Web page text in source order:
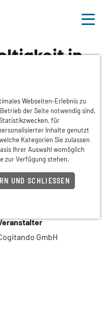
in
-
zum
GmbH
Webseiten-Erlebnis zu
der Seite notwendig sind,
für
Inhalte genutzt
Kategorien Sie zulassen
Ihrer Auswahl womöglich
zur Verfügung stehen.
UND SCHLIESSEN